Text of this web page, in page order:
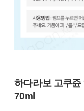
하다라보 고쿠쥰
70ml